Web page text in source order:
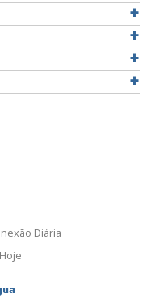
Diária